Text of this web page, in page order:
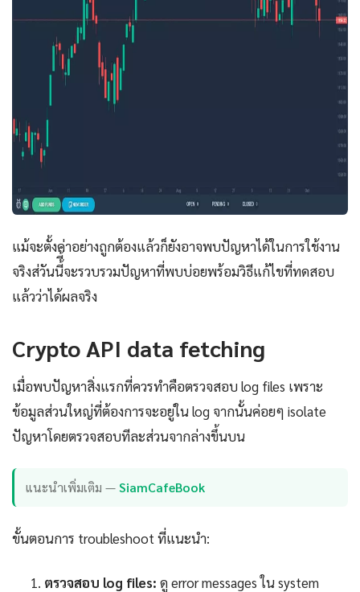
แม้จะตั้งค่าอย่างถูกต้องแล้วก็ยังอาจพบปัญหาได้ในการใช้งาน
จริงส่วันนี้ี้จะรวบรวมปัญหาที่พบบ่อยพร้อมวิธีแก้ไขที่ทดสอบ
แล้วว่าได้ผลจริง
Crypto API data fetching
เมื่อพบปัญหาสิ่งแรกที่ควรทำคือตรวจสอบ log files เพราะ
ข้อมูลส่วนใหญ่ที่ต้องการจะอยู่ใน log จากนั้นค่อยๆ isolate
ปัญหาโดยตรวจสอบทีละส่วนจากล่างขึ้นบน
แนะนำเพิ่มเติม —SiamCafeBook
ขั้นตอนการ troubleshoot ที่แนะนำ:
ตรวจสอบ log files: ดู error messages ใน system